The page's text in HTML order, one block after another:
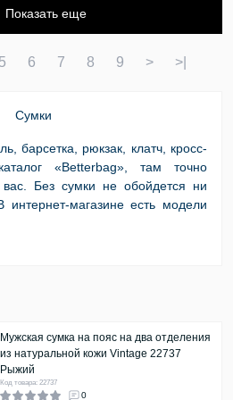
Показать еще
5 6 7 8 9 > >|
Сумки
барсетка, рюкзак, клатч, кросс-
«Betterbag», там точно
Без сумки не обойдется ни
магазине есть модели
– фундаментальное
характеризует все товары на
Продаются изделия в разном
дизайне, цветах. Магазин
Мужская сумка на пояс на два отделения
из натуральной кожи Vintage 22737
Рыжий
Код товара: 22737
0